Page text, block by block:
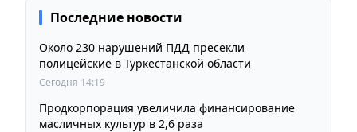
Последние новости
Около 230 нарушений ПДД пресекли
полицейские в Туркестанской области
Сегодня 14:19
Продкорпорация увеличила финансирование
масличных культур в 2,6 раза